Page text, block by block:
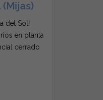
del Sol!
en planta
cerrado